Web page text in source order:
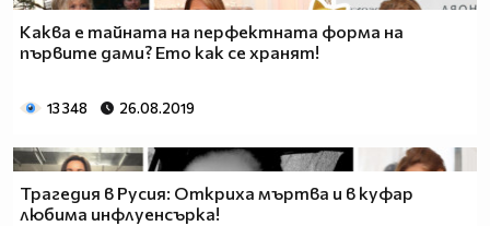
Каква е тайната на перфектната форма на
първите дами? Ето как се хранят!
13 348 26.08.2019
Трагедия в Русия: Откриха мъртва и в куфар
любима инфлуенсърка!